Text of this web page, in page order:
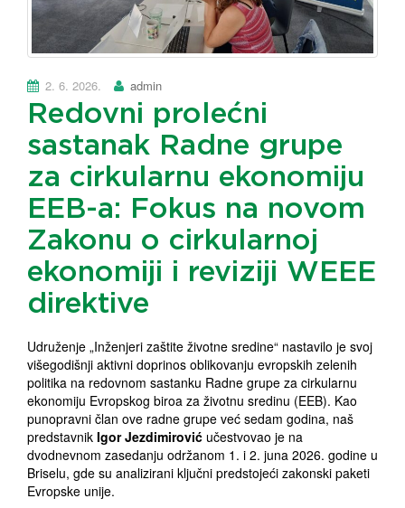
2. 6. 2026. admin
Redovni prolećni
sastanak Radne grupe
za cirkularnu ekonomiju
EEB-a: Fokus na novom
Zakonu o cirkularnoj
ekonomiji i reviziji WEEE
direktive
Udruženje „Inženjeri zaštite životne sredine“ nastavilo je svoj
višegodišnji aktivni doprinos oblikovanju evropskih zelenih
politika na redovnom sastanku Radne grupe za cirkularnu
ekonomiju Evropskog biroa za životnu sredinu (EEB). Kao
punopravni član ove radne grupe već sedam godina, naš
predstavnik Igor Jezdimirović učestvovao je na
dvodnevnom zasedanju održanom 1. i 2. juna 2026. godine u
Briselu, gde su analizirani ključni predstojeći zakonski paketi
Evropske unije.